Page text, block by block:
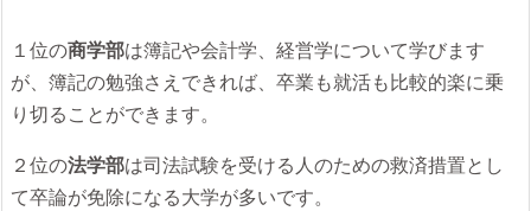
１位の商学部は簿記や会計学、経営学について学びます
が、簿記の勉強さえできれば、卒業も就活も比較的楽に乗
り切ることができます。
２位の法学部は司法試験を受ける人のための救済措置とし
て卒論が免除になる大学が多いです。